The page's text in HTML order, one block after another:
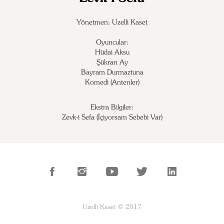
Yönetmen: Uzelli Kaset
Oyuncular:
Hüdai Aksu
Şükran Ay
Bayram Durmaztuna
Komedi (Antenler)
Ekstra Bilgiler:
Zevk-i Sefa (İçiyorsam Sebebi Var)
Uzelli Kaset © 2017